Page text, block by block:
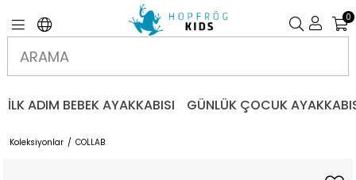
0
İLK ADIM BEBEK AYAKKABISI GÜNLÜK ÇOCUK
Koleksiyonlar COLLAB